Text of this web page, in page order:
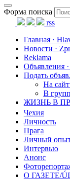
Форма поиска
rss
Главная ·
Новости ·
Reklama
Объявления
Подать
На сайт
В
ЖИЗНЬ В
Чехия
Личность
Прага
Личный
Интервью
Анонс
О ГАЗЕТЕ/